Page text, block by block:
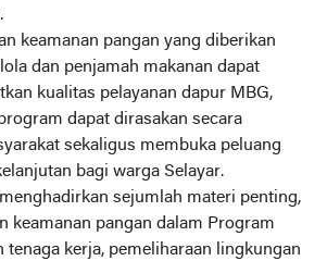
keamanan pangan yang diberikan
dan penjamah makanan dapat
kualitas pelayanan dapur MBG,
dapat dirasakan secara
sekaligus membuka peluang
bagi warga Selayar.
sejumlah materi penting,
keamanan pangan dalam Program
tenaga kerja, pemeliharaan lingkungan